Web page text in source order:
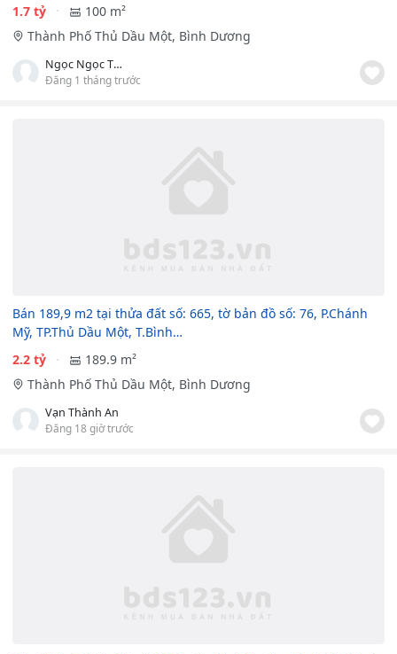
1.7 tỷ
100 m²
Thành Phố Thủ Dầu Một, Bình Dương
Ngọc Ngọc Thủy Tiên
Đăng 1 tháng trước
Bán 189,9 m2 tại thửa đất số: 665, tờ bản đồ số: 76, P.Chánh
Mỹ, TP.Thủ Dầu Một, T.Bình…
2.2 tỷ
189.9 m²
Thành Phố Thủ Dầu Một, Bình Dương
Vạn Thành An
Đăng 18 giờ trước